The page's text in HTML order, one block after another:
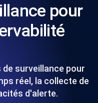
pour
surveillance pour
réel, la collecte de
d'alerte.